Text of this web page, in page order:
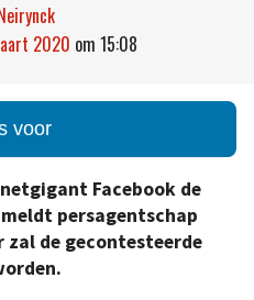
2020 om 15:08
voor
Facebook de
persagentschap
zal de gecontesteerde